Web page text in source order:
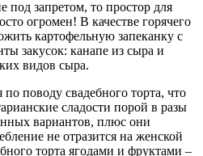
запретом, то простор для
огромен! В качестве горячего
картофельную запеканку с
закусок: канапе из сыра и
видов сыра.
поводу свадебного торта, что
сладости порой в разы
вариантов, плюс они
не отразится на женской
торта ягодами и фруктами –